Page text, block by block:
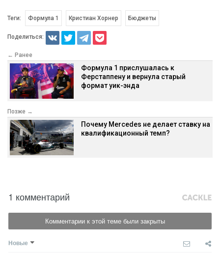
Теги: Формула 1 Кристиан Хорнер Бюджеты
Поделиться:
← Ранее
Формула 1 прислушалась к
Ферстаппену и вернула старый
формат уик-энда
Позже →
Почему Mercedes не делает ставку на
квалификационный темп?
1 комментарий
Комментарии к этой теме были закрыты
Новые